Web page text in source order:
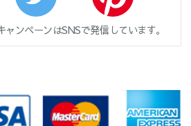
ンペーンはSNSで発信しています。